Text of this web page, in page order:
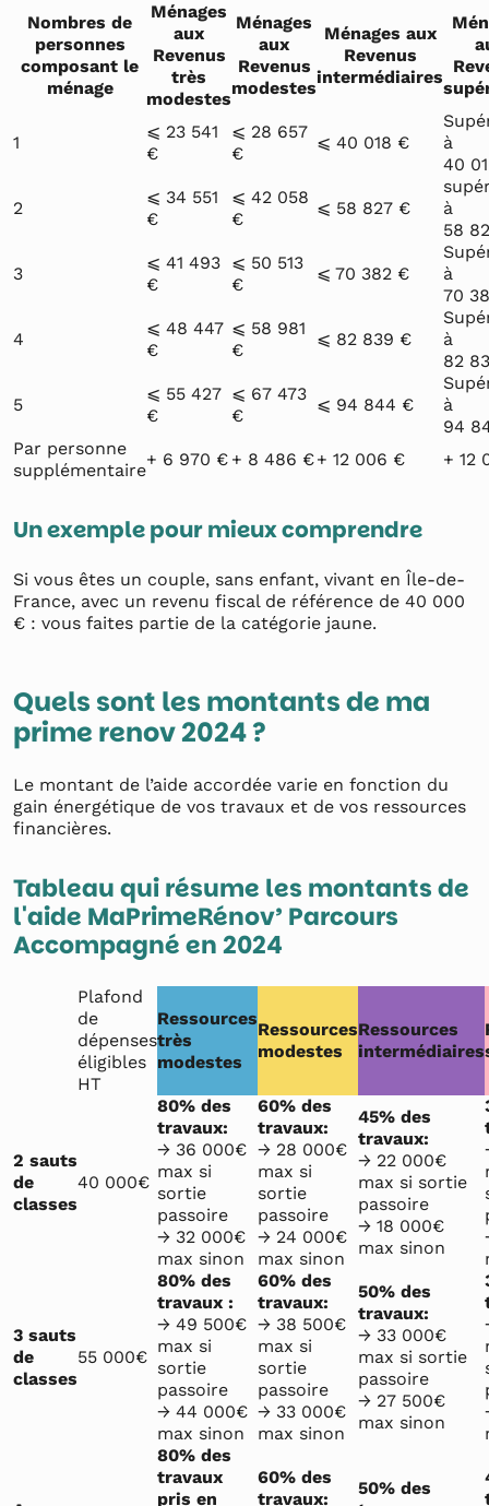
Nombres de
personnes
composant le
ménage
Ménages
aux
Revenus
très
modestes
Ménages
aux
Revenus
modestes
Ménages aux
Revenus
intermédiaires
1
⩽ 23 541
€
⩽ 28 657
€
⩽ 40 018 €
à
40
2
⩽ 34 551
€
⩽ 42 058
€
⩽ 58 827 €
à
58
3
⩽ 41 493
€
⩽ 50 513
€
⩽ 70 382 €
à
70
4
⩽ 48 447
€
⩽ 58 981
€
⩽ 82 839 €
à
82
5
⩽ 55 427
€
⩽ 67 473
€
⩽ 94 844 €
à
94
Par personne
supplémentaire
+ 6 970 € + 8 486 €+ 12 006 € + 12
Un exemple pour mieux comprendre
Si vous êtes un couple, sans enfant, vivant en Île-de-
France, avec un revenu fiscal de référence de 40 000
€ : vous faites partie de la catégorie jaune.
Quels sont les montants de ma
prime renov 2024 ?
Le montant de l’aide accordée varie en fonction du
gain énergétique de vos travaux et de vos ressources
financières.
Tableau qui résume les montants de
l'aide MaPrimeRénov’ Parcours
Accompagné en 2024
Plafond
de
dépenses
éligibles
HT
Ressources
très
modestes
Ressources
modestes
Ressources
intermédiaires
2 sauts
de
classes
40 000€
80% des
travaux:
→ 36 000€
max si
sortie
passoire
→ 32 000€
max sinon
60% des
travaux:
→ 28 000€
max si
sortie
passoire
→ 24 000€
max sinon
45% des
travaux:
→ 22 000€
max si sortie
passoire
→ 18 000€
max sinon
3 sauts
de
classes
55 000€
80% des
travaux :
→ 49 500€
max si
sortie
passoire
→ 44 000€
max sinon
60% des
travaux:
→ 38 500€
max si
sortie
passoire
→ 33 000€
max sinon
50% des
travaux:
→ 33 000€
max si sortie
passoire
→ 27 500€
max sinon
80% des
travaux
pris en
60% des
travaux:
50% des